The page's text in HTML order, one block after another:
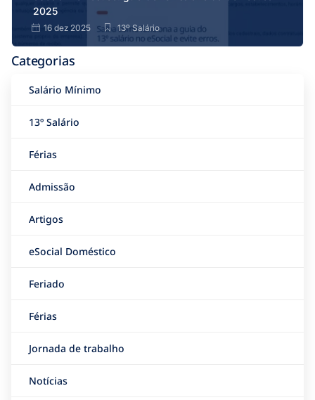
2025
16 dez 2025 13º Salário
Categorias
Salário Mínimo
13º Salário
Férias
Admissão
Artigos
eSocial Doméstico
Feriado
Férias
Jornada de trabalho
Notícias